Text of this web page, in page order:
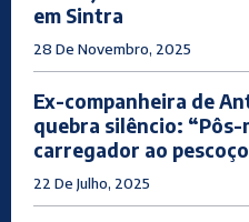
em Sintra
28 De Novembro, 2025
Ex-companheira de
quebra silêncio: “Pôs-
carregador ao
22 De Julho, 2025